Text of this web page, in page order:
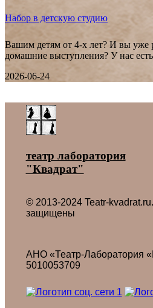
Набор в детскую студию
Вашим детям от 4-х лет? И вы уже
домашние выступления? У нас есть
2026-06-24
театр лаборатория
"Квадрат"
© 2013-2024 Teatr-
защищены
АНО «Театр-Лаборатория
5010053709